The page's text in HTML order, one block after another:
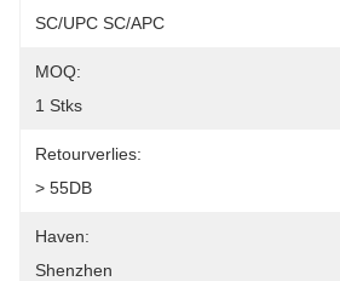
SC/UPC SC/APC
MOQ:
1 Stks
Retourverlies:
> 55DB
Haven:
Shenzhen